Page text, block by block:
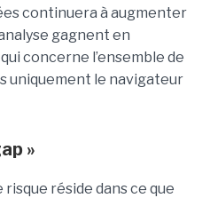
continuera à augmenter
gagnent en
concerne l’ensemble de
uniquement le navigateur
»
risque réside dans ce que